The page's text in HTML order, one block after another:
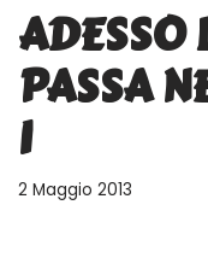
ADESSO
PASSA
I
2 Maggio 2013